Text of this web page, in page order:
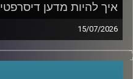
איך להיות מדען
15/07/2026
הרבה מההמצאות שאנחנו
פניצילין שנולד מצלחת